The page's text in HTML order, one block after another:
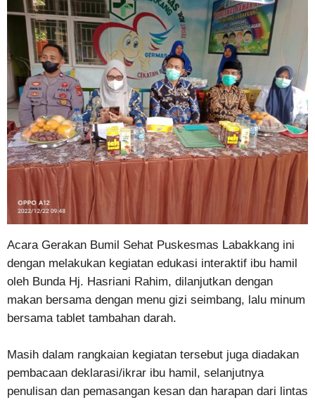
Acara Gerakan Bumil Sehat Puskesmas Labakkang ini
dengan melakukan kegiatan edukasi interaktif ibu hamil
oleh Bunda Hj. Hasriani Rahim, dilanjutkan dengan
makan bersama dengan menu gizi seimbang, lalu minum
bersama tablet tambahan darah.
Masih dalam rangkaian kegiatan tersebut juga diadakan
pembacaan deklarasi/ikrar ibu hamil, selanjutnya
penulisan dan pemasangan kesan dan harapan dari lintas